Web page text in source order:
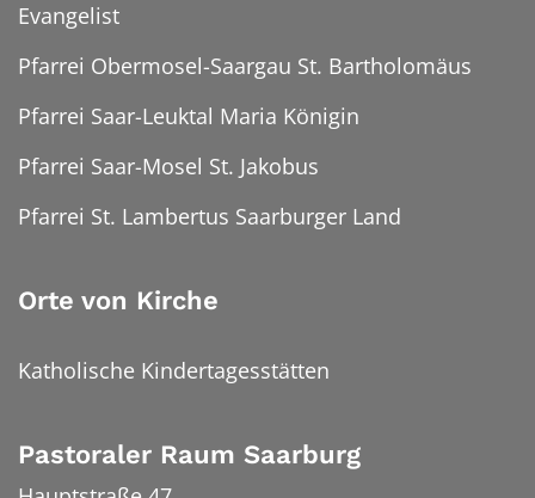
Evangelist
Pfarrei Obermosel-Saargau St. Bartholomäus
Pfarrei Saar-Leuktal Maria Königin
Pfarrei Saar-Mosel St. Jakobus
Pfarrei St. Lambertus Saarburger Land
Orte von Kirche
Katholische Kindertagesstätten
Pastoraler Raum Saarburg